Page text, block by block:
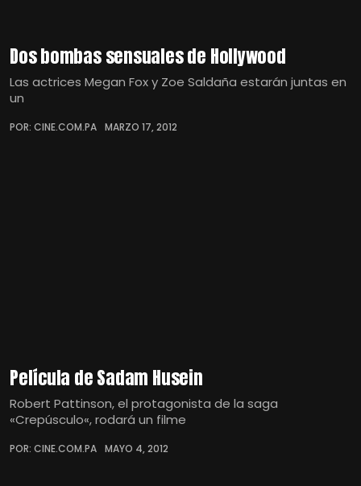
Dos bombas sensuales de Hollywood
Las actrices Megan Fox y Zoe Saldaña estarán juntas en
un
POR: CINE.COM.PA MARZO 17, 2012
Película de Sadam Husein
Robert Pattinson, el protagonista de la saga
«Crepúsculo«, rodará un filme
POR: CINE.COM.PA MAYO 4, 2012